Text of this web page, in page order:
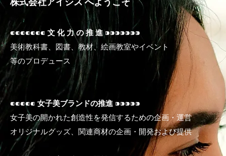
⁌⁌⁌⁌⁌⁌⁌ 文 化 力 の 推 進⁍⁍⁍⁍⁍⁍⁍
美術教科書、図書、教材、絵画教室やイベント
等のプロデュース
⁌⁌⁌⁌⁌ 女子美ブランドの推進 ⁍⁍⁍⁍⁍
女子美の開かれた創造性を発信するための企画・運営
オリジナルグッズ、関連商材の企画・開発および提供